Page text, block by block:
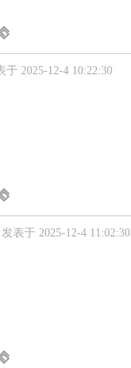
于 2025-12-4 10:22:30
发表于 2025-12-4 11:02:30